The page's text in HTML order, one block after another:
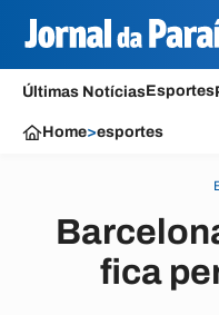
Últimas NotíciasEsportes
Home>esportes
fica